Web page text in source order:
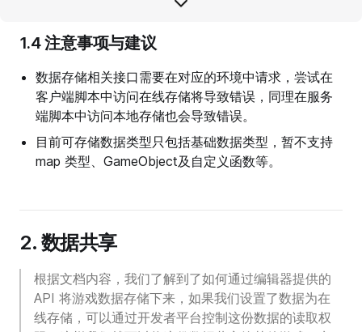
                  -参数设置：key:string
                */
//读取数据
this._CustomData = await
                console.
log(`asyncGetData:${this.
            }
else {
            }
        });
    }
}
1.4 注意事项与建议
数据存储相关接口需要在对应的环境中请求，尝试在
客户端脚本中访问在线存储将导致错误，同理在服务
端脚本中访问本地存储也会导致错误。
目前可存储数据类型只包括基础数据类型，暂不支持
map 类型、GameObject及自定义函数等。
2. 数据共享
根据文档内容，我们了解到了如何通过编辑器提供的
API 将游戏数据存储下来，如果我们设置了数据为在
线存储，可以通过开发者平台控制这份数据的读取权